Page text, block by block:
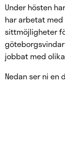
Under hösten
har arbetat
sittmöjligheter
jobbat med
Nedan ser ni en